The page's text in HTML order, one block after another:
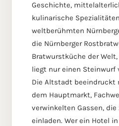
Geschichte,
kulinarische
weltberühmten
die Nürnberger
Bratwurstküche der
liegt nur einen Steinwurf
Die Altstadt beeindruckt
dem Hauptmarkt,
verwinkelten Gassen,
einladen. Wer ein Hotel